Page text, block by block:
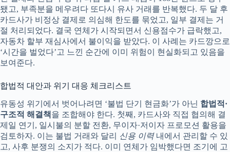
됐고, 부족분을 메우려다 또다시 유사 거래를 반복했다. 두 달 후
카드사가 비정상 결제로 의심해 한도를 묶었고, 일부 결제는 거
절 처리되었다. 결국 연체가 시작되면서 신용점수가 급락했고,
자동차 할부 재심사에서 불이익을 받았다. 이 사례는 카드깡으로
‘시간을 벌었다’고 느낀 순간에 이미 위험이 현실화되고 있음을
보여준다.
합법적 대안과 위기 대응 체크리스트
유동성 위기에서 벗어나려면 ‘불법 단기 현금화’가 아닌 합법적·
구조적 해결책을 조합해야 한다. 첫째, 카드사와 직접 협의해 결
제일 연기, 일시불의 분할 전환, 무이자·저이자 프로모션 활용을
검토하자. 이는 불법 거래와 달리
신용 이력내에서 관리할 수 있
고, 사후 분쟁의 소지가 적다. 이미 연체가 임박했다면 조기에 고